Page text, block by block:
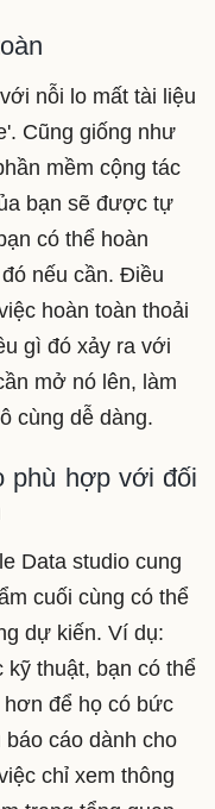
nỗi lo mất tài liệu
Cũng giống như
mềm cộng tác
bạn sẽ được tự
có thể hoàn
nếu cần. Điều
hoàn toàn thoải
gì đó xảy ra với
mở nó lên, làm
cùng dễ dàng.
phù hợp với đối
Data studio cung
cuối cùng có thể
dự kiến. Ví dụ:
kỹ thuật, bạn có thể
để họ có bức
cáo dành cho
chỉ xem thông